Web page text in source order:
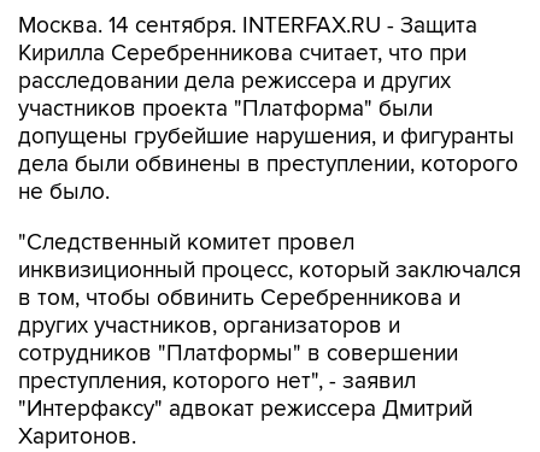
Москва. 14 сентября. INTERFAX.RU - Защита
Кирилла Серебренникова считает, что при
расследовании дела режиссера и других
участников проекта "Платформа" были
допущены грубейшие нарушения, и фигуранты
дела были обвинены в преступлении, которого
не было.
"Следственный комитет провел
инквизиционный процесс, который заключался
в том, чтобы обвинить Серебренникова и
других участников, организаторов и
сотрудников "Платформы" в совершении
преступления, которого нет", - заявил
"Интерфаксу" адвокат режиссера Дмитрий
Харитонов.